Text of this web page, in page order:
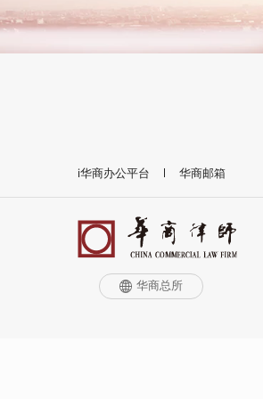
i华商办公平台 华商邮箱
华商总所